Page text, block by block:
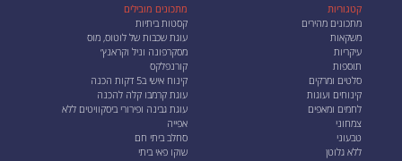
קטגוריות
מתכונים מהירים
משקאות
עיקריות
תוספות
סלטים ומרקים
קינוחים ועוגות
לחמים ומאפים
צמחוני
טבעוני
ללא גלוטן
מתכונים מובילים
קסטות ביתיות
עוגת שכבות של לוטוס, מוס
מסקרפונה וניל וקראנץ׳
קורנפלקס
קינוח אישי ב5 דקות הכנה
עוגת קרמבו קלה להכנה
עוגת גבינה ופירורי ביסקוויטים ללא
אפייה
סחלב ביתי חם
שוקו פאי ביתי